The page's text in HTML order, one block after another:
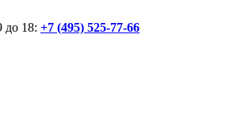
18: +7 (495) 525-77-66